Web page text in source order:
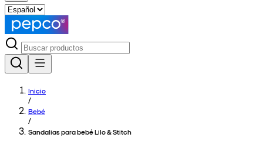
Inicio
/
Bebé
/
Sandalias para bebé Lilo & Stitch